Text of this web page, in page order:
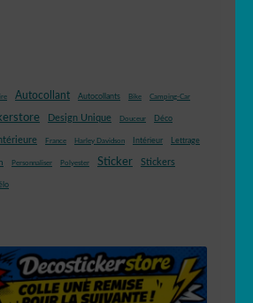
Autocollant Autocollants Bike Camping-Car
Design Unique Douceur Déco
France Harley Davidson Intérieur Lettrage
Personnaliser Polyester Sticker Stickers